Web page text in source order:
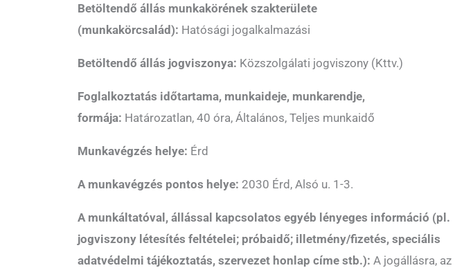
Betöltendő állás munkakörének szakterülete
(munkakörcsalád): Hatósági jogalkalmazási
Betöltendő állás jogviszonya: Közszolgálati jogviszony (Kttv.)
Foglalkoztatás időtartama, munkaideje, munkarendje,
formája: Határozatlan, 40 óra, Általános, Teljes munkaidő
Munkavégzés helye: Érd
A munkavégzés pontos helye: 2030 Érd, Alsó u. 1-3.
A munkáltatóval, állással kapcsolatos egyéb lényeges információ (pl.
jogviszony létesítés feltételei; próbaidő; illetmény/fizetés, speciális
adatvédelmi tájékoztatás, szervezet honlap címe stb.): A jogállásra, az